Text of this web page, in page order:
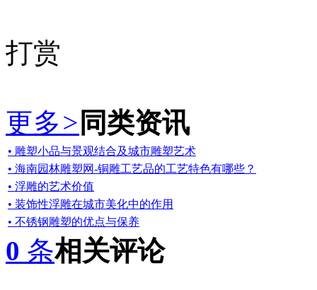
打赏
更多> 同类资讯
• 雕塑小品与景观结合及城市雕塑艺术
• 海南园林雕塑网-铜雕工艺品的工艺特色有哪些？
• 浮雕的艺术价值
• 装饰性浮雕在城市美化中的作用
• 不锈钢雕塑的优点与保养
0 条相关评论